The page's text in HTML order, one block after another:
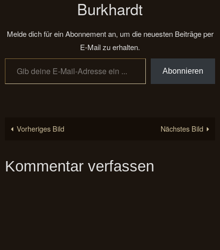
Burkhardt
Melde dich für ein Abonnement an, um die neuesten Beiträge per
E-Mail zu erhalten.
Gib deine E-Mail-Adresse ein ...
Abonnieren
Vorheriges Bild Nächstes Bild
Kommentar verfassen